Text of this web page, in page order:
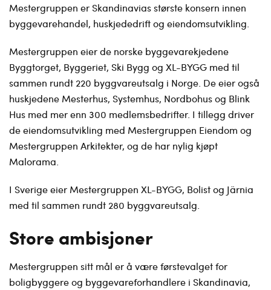
Mestergruppen er Skandinavias største konsern innen
byggevarehandel, huskjededrift og eiendomsutvikling.
Mestergruppen eier de norske byggevarekjedene
Byggtorget, Byggeriet, Ski Bygg og XL-BYGG med til
sammen rundt 220 byggvareutsalg i Norge. De eier også
huskjedene Mesterhus, Systemhus, Nordbohus og Blink
Hus med mer enn 300 medlemsbedrifter. I tillegg driver
de eiendomsutvikling med Mestergruppen Eiendom og
Mestergruppen Arkitekter, og de har nylig kjøpt
Malorama.
I Sverige eier Mestergruppen XL-BYGG, Bolist og Järnia
med til sammen rundt 280 byggvareutsalg.
Store ambisjoner
Mestergruppen sitt mål er å være førstevalget for
boligbyggere og byggevareforhandlere i Skandinavia,